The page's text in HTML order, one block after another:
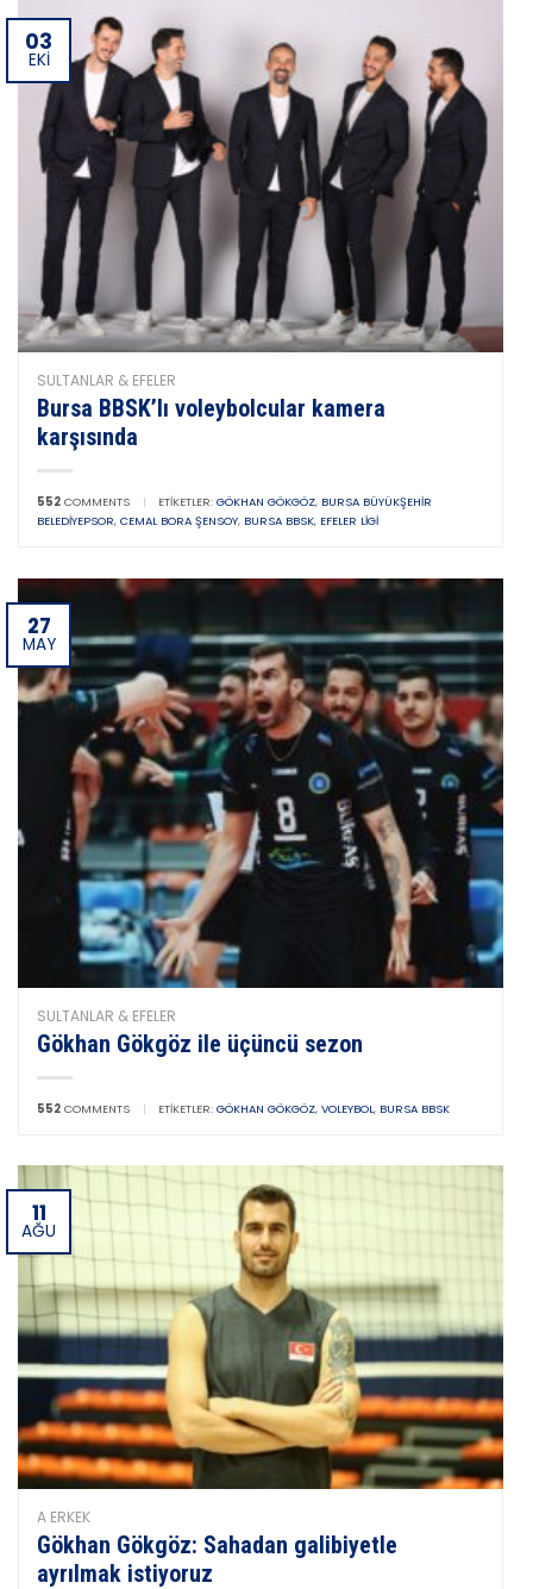
03
EKI
SULTANLAR & EFELER
Bursa BBSK’lı voleybolcular kamera
karşısında
552 COMMENTS | ETIKETLER: GÖKHAN GÖKGÖZ, BURSA BÜYÜKŞEHIR
BELEDIYEPSOR, CEMAL BORA ŞENSOY, BURSA BBSK, EFELER LIGI
27
MAY
SULTANLAR & EFELER
Gökhan Gökgöz ile üçüncü sezon
552 COMMENTS | ETIKETLER: GÖKHAN GÖKGÖZ, VOLEYBOL, BURSA BBSK
11
AĞU
A ERKEK
Gökhan Gökgöz: Sahadan galibiyetle
ayrılmak istiyoruz